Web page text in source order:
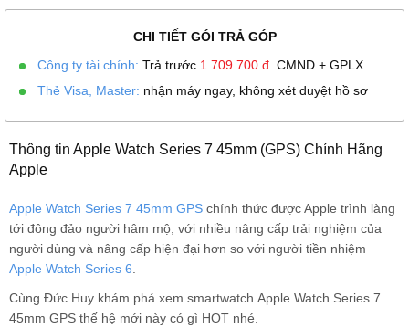
CHI TIẾT GÓI TRẢ GÓP
Công ty tài chính: Trả trước 1.709.700 đ . CMND + GPLX
Thẻ Visa, Master: nhận máy ngay, không xét duyệt hồ sơ
Thông tin Apple Watch Series 7 45mm (GPS) Chính Hãng
Apple
Apple Watch Series 7 45mm GPS chính thức được Apple trình làng
tới đông đảo người hâm mộ, với nhiều nâng cấp trải nghiệm của
người dùng và nâng cấp hiện đại hơn so với người tiền nhiệm
Apple Watch Series 6
Cùng Đức Huy khám phá xem smartwatch Apple Watch Series 7
45mm GPS thế hệ mới này có gì HOT nhé.